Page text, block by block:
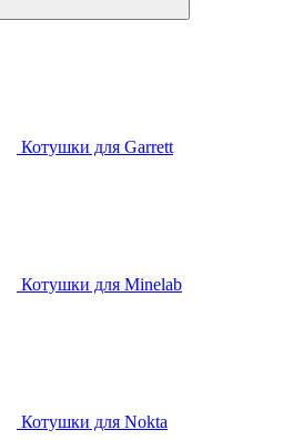
Котушки для Garrett
Котушки для Minelab
Котушки для Nokta